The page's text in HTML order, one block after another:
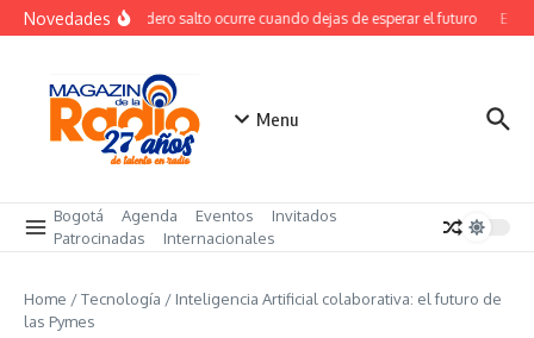
Saltar al contenido
NovedadesEl verdadero salto ocurre cuando dejas de esperar el futuro El
Menu
Bogotá Agenda Eventos
Invitados
Patrocinadas
Internacionales
Home /Tecnología / Inteligencia Artificial colaborativa: el futuro de
las Pymes